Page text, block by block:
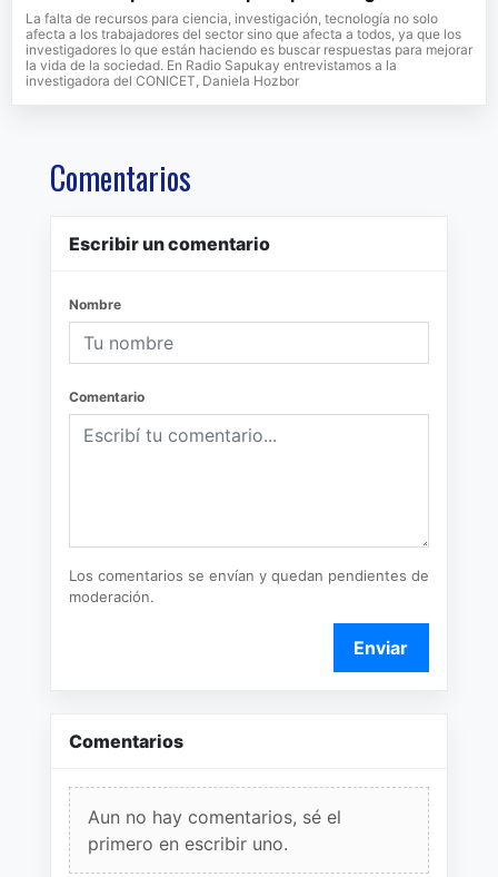
La falta de recursos para ciencia, investigación, tecnología no solo
afecta a los trabajadores del sector sino que afecta a todos, ya que los
investigadores lo que están haciendo es buscar respuestas para mejorar
la vida de la sociedad. En Radio Sapukay entrevistamos a la
investigadora del CONICET, Daniela Hozbor
Comentarios
Escribir un comentario
Nombre
Comentario
Los comentarios se envían y quedan pendientes de
moderación.
Enviar
Comentarios
Aun no hay comentarios, sé el
primero en escribir uno.